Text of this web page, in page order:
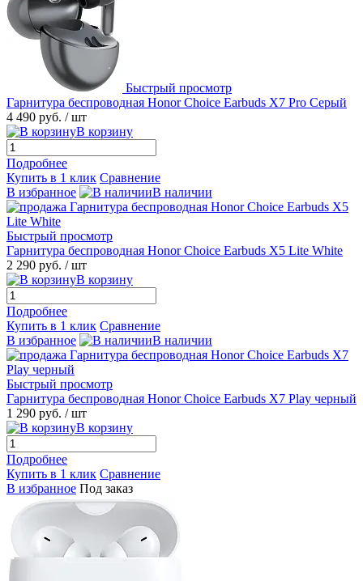
Быстрый просмотр
Гарнитура беспроводная Honor Choice Earbuds X7 Pro Серый
4 490 руб. / шт
В корзину
Подробнее
Купить в 1 клик Сравнение
В избранное
В наличии
Быстрый просмотр
Гарнитура беспроводная Honor Choice Earbuds X5 Lite White
2 290 руб. / шт
В корзину
Подробнее
Купить в 1 клик Сравнение
В избранное
В наличии
Быстрый просмотр
Гарнитура беспроводная Honor Choice Earbuds X7 Play черный
1 290 руб. / шт
В корзину
Подробнее
Купить в 1 клик Сравнение
В избранное Под заказ